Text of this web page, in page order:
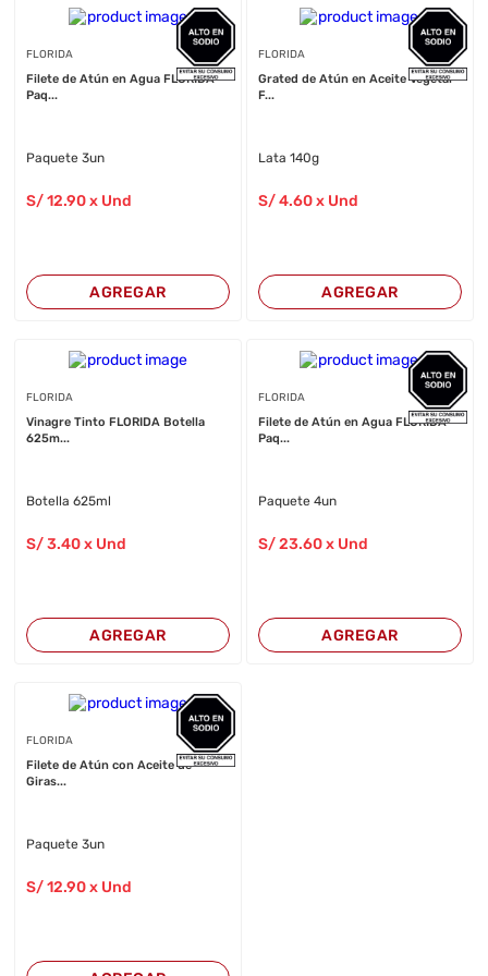
FLORIDA
Filete de Atún en Agua FLORIDA
Paq...
Paquete 3un
S/12.90 x Und
AGREGAR
FLORIDA
Grated de Atún en Aceite Vegetal
F...
Lata 140g
S/4.60x Und
AGREGAR
FLORIDA
Vinagre Tinto FLORIDA Botella
625m...
Botella 625ml
S/3.40 x Und
AGREGAR
FLORIDA
Filete de Atún en Agua FLORIDA
Paq...
Paquete 4un
S/23.60x Und
AGREGAR
FLORIDA
Filete de Atún con Aceite de
Giras...
Paquete 3un
S/12.90 x Und